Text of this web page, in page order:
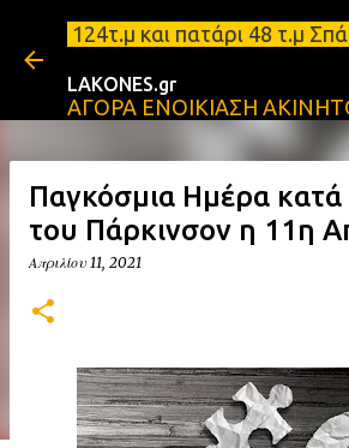
Μετάβαση στο κύριο
πατάρι 48 τ.μ Σπάρτη
LAKONES.gr
ΑΓΟΡΑ ΕΝΟΙΚΙΑΣΗ
Παγκόσμια Ημέρα κατά
του Πάρκινσον η 11η
Απριλίου 11, 2021